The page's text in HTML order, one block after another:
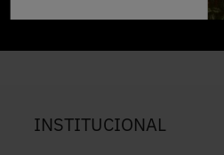
INSTITUCIONAL